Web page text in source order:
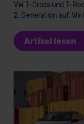
VW T-Cross und T-
2. Generation auf.
Artikel lesen